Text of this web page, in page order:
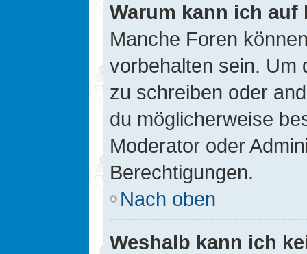
Warum kann ich
Manche Foren
vorbehalten sein. Um
zu schreiben oder
du möglicherweise
Moderator oder
Berechtigungen.
Nach oben
Weshalb kann ich